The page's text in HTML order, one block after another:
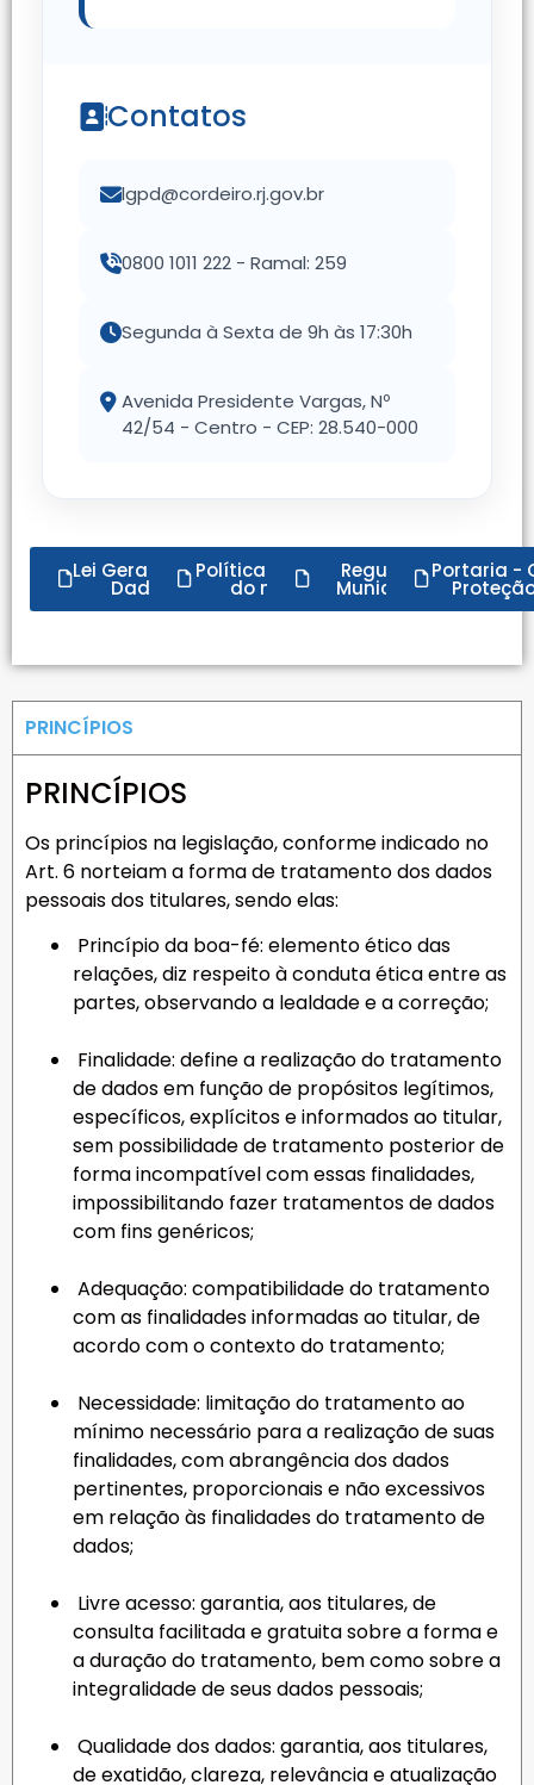
Contatos
lgpd@cordeiro.rj.gov.br
0800 1011 222 - Ramal: 259
Segunda à Sexta de 9h às 17:30h
Avenida Presidente Vargas, Nº
42/54 - Centro - CEP: 28.540-000
Lei Geral de Proteção de
Dados Pessoais
Política de privacidade
do nosso portal
Regulamentação
Municipal da LGPD
Portaria -
PRINCÍPIOS
PRINCÍPIOS
Os princípios na legislação, conforme indicado no
Art. 6 norteiam a forma de tratamento dos dados
pessoais dos titulares, sendo elas:
Princípio da boa-fé: elemento ético das
relações, diz respeito à conduta ética entre as
partes, observando a lealdade e a correção;
Finalidade: define a realização do tratamento
de dados em função de propósitos legítimos,
específicos, explícitos e informados ao titular,
sem possibilidade de tratamento posterior de
forma incompatível com essas finalidades,
impossibilitando fazer tratamentos de dados
com fins genéricos;
Adequação: compatibilidade do tratamento
com as finalidades informadas ao titular, de
acordo com o contexto do tratamento;
Necessidade: limitação do tratamento ao
mínimo necessário para a realização de suas
finalidades, com abrangência dos dados
pertinentes, proporcionais e não excessivos
em relação às finalidades do tratamento de
dados;
Livre acesso: garantia, aos titulares, de
consulta facilitada e gratuita sobre a forma e
a duração do tratamento, bem como sobre a
integralidade de seus dados pessoais;
Qualidade dos dados: garantia, aos titulares,
de exatidão, clareza, relevância e atualização